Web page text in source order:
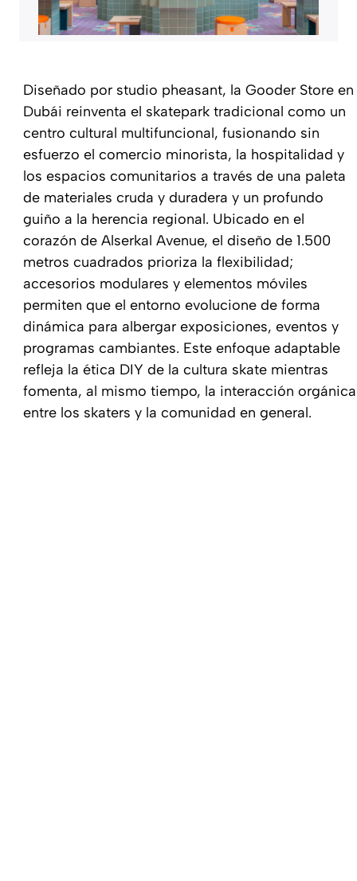
Diseñado por studio pheasant, la Gooder Store en
Dubái reinventa el skatepark tradicional como un
centro cultural multifuncional, fusionando sin
esfuerzo el comercio minorista, la hospitalidad y
los espacios comunitarios a través de una paleta
de materiales cruda y duradera y un profundo
guiño a la herencia regional. Ubicado en el
corazón de Alserkal Avenue, el diseño de 1.500
metros cuadrados prioriza la flexibilidad;
accesorios modulares y elementos móviles
permiten que el entorno evolucione de forma
dinámica para albergar exposiciones, eventos y
programas cambiantes. Este enfoque adaptable
refleja la ética DIY de la cultura skate mientras
fomenta, al mismo tiempo, la interacción orgánica
entre los skaters y la comunidad en general.